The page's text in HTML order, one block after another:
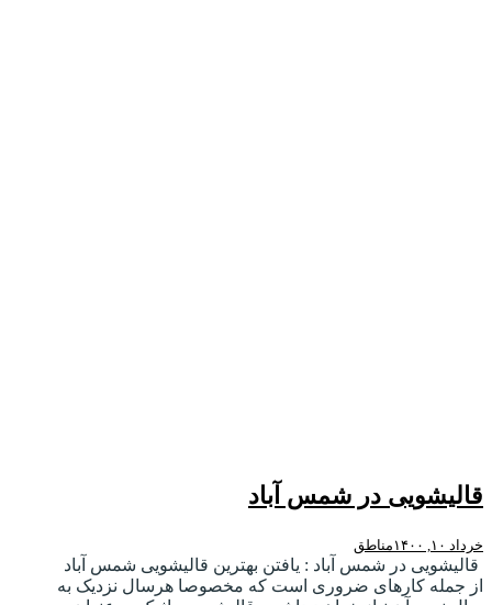
قالیشویی در شمس آباد
خرداد ۱۰, ۱۴۰۰ مناطق
قالیشویی در شمس آباد : یافتن بهترین قالیشویی شمس آباد
از جمله کارهای ضروری است که مخصوصا هرسال نزدیک به